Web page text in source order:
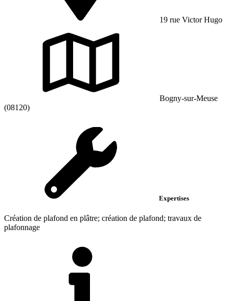
19 rue Victor Hugo
Bogny-sur-Meuse
(08120)
Expertises
Création de plafond en plâtre; création de plafond; travaux de
plafonnage